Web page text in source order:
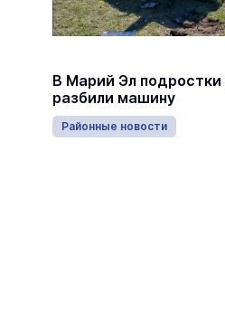
В Марий Эл подростки
разбили машину
Районные новости